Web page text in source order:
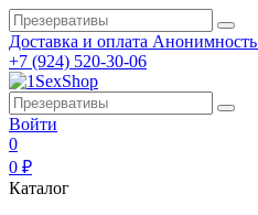
Доставка и оплата Анонимность
+7 (924) 520-30-06
Войти
0
0 ₽
Каталог